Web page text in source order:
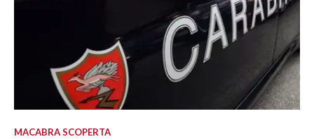
MACABRA SCOPERTA